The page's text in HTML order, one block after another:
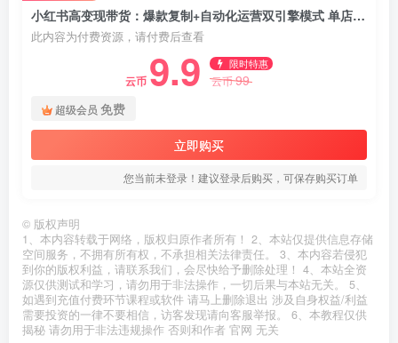
小红书高变现带货：爆款复制+自动化运营双引擎模式 单店月入2w到年入20w+
此内容为付费资源，请付费后查看
云币 9.9 限时特惠
云币99
超级会员 免费
立即购买
您当前未登录！建议登录后购买，可保存购买订单
© 版权声明
1、本内容转载于网络，版权归原作者所有！ 2、本站仅提供信息存储
空间服务，不拥有所有权，不承担相关法律责任。 3、本内容若侵犯
到你的版权利益，请联系我们，会尽快给予删除处理！ 4、本站全资
源仅供测试和学习，请勿用于非法操作，一切后果与本站无关。 5、
如遇到充值付费环节课程或软件 请马上删除退出 涉及自身权益/利益
需要投资的一律不要相信，访客发现请向客服举报。 6、本教程仅供
揭秘 请勿用于非法违规操作 否则和作者 官网 无关